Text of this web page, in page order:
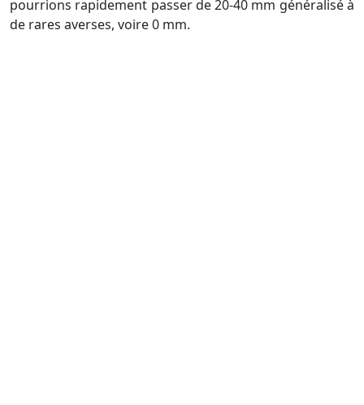
pourrions rapidement passer de 20-40 mm généralisé à
de rares averses, voire 0 mm.